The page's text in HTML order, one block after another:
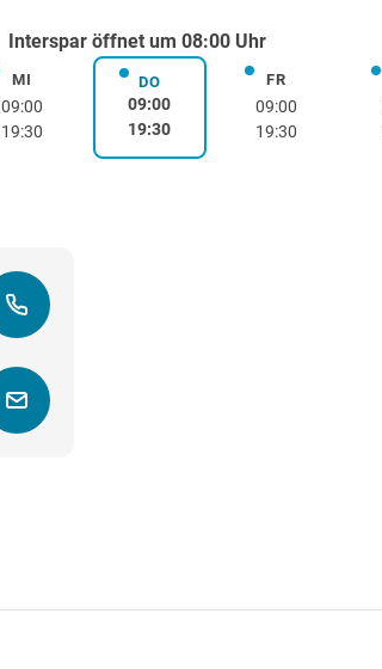
Interspar öffnet um 08:00 Uhr
MIMittwoch
09:00
19:30
DODonnerstag
09:00
19:30
FRFreitag
09:00
19:30